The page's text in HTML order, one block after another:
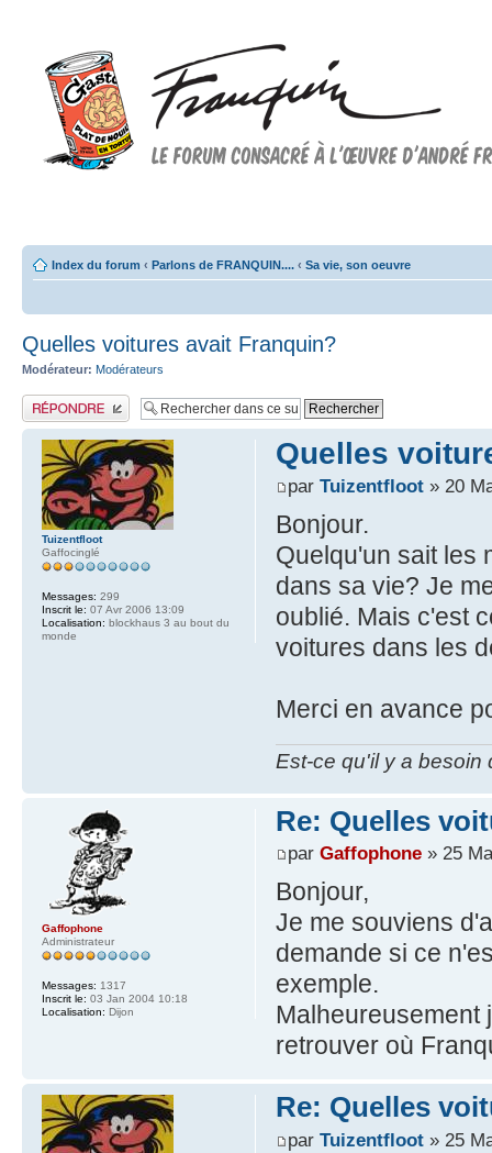
Index du forum ‹ Parlons de FRANQUIN.... ‹ Sa vie, son oeuvre
Quelles voitures avait Franquin?
Modérateur: Modérateurs
Publier une réponse
Quelles
par Tuizentfloot» 20
Bonjour.
Quelqu'un sait les
dans sa vie? Je
oublié. Mais c'est
voitures dans les
Merci en avance
Est-ce qu'il y a besoin
Tuizentfloot
Gaffocinglé
Messages: 299
Inscrit le: 07 Avr 2006 13:09
Localisation: blockhaus 3 au bout du
monde
Re: Quelles
par Gaffophone» 25
Bonjour,
Je me souviens
demande si ce
exemple.
Malheureusement
retrouver où
Gaffophone
Administrateur
Messages: 1317
Inscrit le: 03 Jan 2004 10:18
Localisation: Dijon
Re: Quelles
par Tuizentfloot» 25